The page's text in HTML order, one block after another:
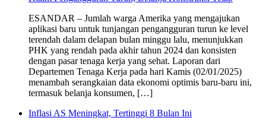
ESANDAR – Jumlah warga Amerika yang mengajukan
aplikasi baru untuk tunjangan pengangguran turun ke level
terendah dalam delapan bulan minggu lalu, menunjukkan
PHK yang rendah pada akhir tahun 2024 dan konsisten
dengan pasar tenaga kerja yang sehat. Laporan dari
Departemen Tenaga Kerja pada hari Kamis (02/01/2025)
menambah serangkaian data ekonomi optimis baru-baru ini,
termasuk belanja konsumen, […]
Inflasi AS Meningkat, Tertinggi 8 Bulan Ini